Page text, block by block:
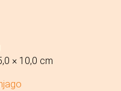
× 10,0 cm